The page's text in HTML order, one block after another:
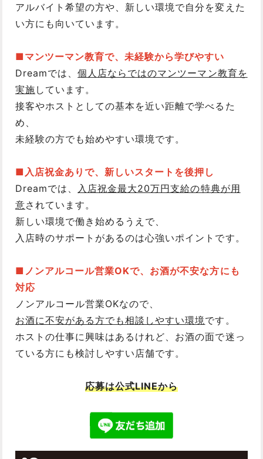
アルバイト希望の方や、新しい環境で自分を変えた
い方にも向いています。
■マンツーマン教育で、未経験から学びやすい
Dreamでは、個人店ならではのマンツーマン教育を
実施 しています。
接客やホストとしての基本を近い距離で学べるた
め、
未経験の方でも始めやすい環境です。
■入店祝金ありで、新しいスタートを後押し
Dreamでは、 入店祝金最大20万円支給の特典が用
意されています。
新しい環境で働き始めるうえで、
入店時のサポートがあるのは心強いポイントです。
■ノンアルコール営業OKで、お酒が不安な方にも
対応
ノンアルコール営業OKなので、
お酒に不安がある方でも相談しやすい環境です。
ホストの仕事に興味はあるけれど、お酒の面で迷っ
ている方にも検討しやすい店舗です。
応募は公式LINEから